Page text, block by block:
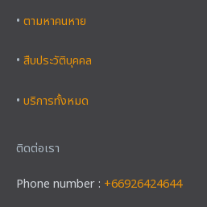
• ตามหาคนหาย
• สืบประวัติบุคคล
• บริการทั้งหมด
ติดต่อเรา
Phone number : +66926424644